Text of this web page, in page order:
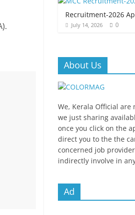
Recruitment-2026
July 14, 2026 0
About Us
We, Kerala Official
we just sharing
once you click on the
direct you to the the
concerned job
indirectly involve in
Ad